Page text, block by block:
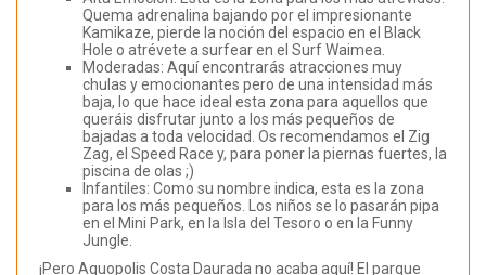
Quema adrenalina bajando por el impresionante
Kamikaze, pierde la noción del espacio en el Black
Hole o atrévete a surfear en el Surf Waimea.
Moderadas: Aquí encontrarás atracciones muy
chulas y emocionantes pero de una intensidad más
baja, lo que hace ideal esta zona para aquellos que
queráis disfrutar junto a los más pequeños de
bajadas a toda velocidad. Os recomendamos el Zig
Zag, el Speed Race y, para poner la piernas fuertes, la
piscina de olas ;)
Infantiles: Como su nombre indica, esta es la zona
para los más pequeños. Los niños se lo pasarán pipa
en el Mini Park, en la Isla del Tesoro o en la Funny
Jungle.
¡Pero Aquopolis Costa Daurada no acaba aquí! El parque